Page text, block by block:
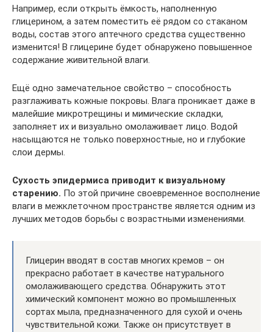
Например, если открыть ёмкость, наполненную
глицерином, а затем поместить её рядом со стаканом
воды, состав этого аптечного средства существенно
изменится! В глицерине будет обнаружено повышенное
содержание живительной влаги.
Ещё одно замечательное свойство – способность
разглаживать кожные покровы. Влага проникает даже в
малейшие микротрещины и мимические складки,
заполняет их и визуально омолаживает лицо. Водой
насыщаются не только поверхностные, но и глубокие
слои дермы.
Сухость эпидермиса приводит к визуальному
старению. По этой причине своевременное восполнение
влаги в межклеточном пространстве является одним из
лучших методов борьбы с возрастными изменениями.
Глицерин вводят в состав многих кремов – он
прекрасно работает в качестве натурального
омолаживающего средства. Обнаружить этот
химический компонент можно во промышленных
сортах мыла, предназначенного для сухой и очень
чувствительной кожи. Также он присутствует в